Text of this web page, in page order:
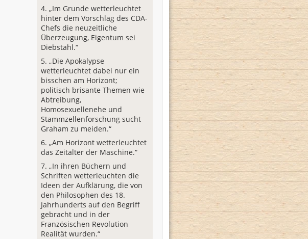
„Im Grunde wetterleuchtet
hinter dem Vorschlag des CDA-
Chefs die neuzeitliche
Überzeugung, Eigentum sei
Diebstahl.“
„Die Apokalypse
wetterleuchtet dabei nur ein
bisschen am Horizont;
politisch brisante Themen wie
Abtreibung,
Homosexuellenehe und
Stammzellenforschung sucht
Graham zu meiden.“
„Am Horizont wetterleuchtet
das Zeitalter der Maschine.“
„In ihren Büchern und
Schriften wetterleuchten die
Ideen der Aufklärung, die von
den Philosophen des 18.
Jahrhunderts auf den Begriff
gebracht und in der
Französischen Revolution
Realität wurden.“